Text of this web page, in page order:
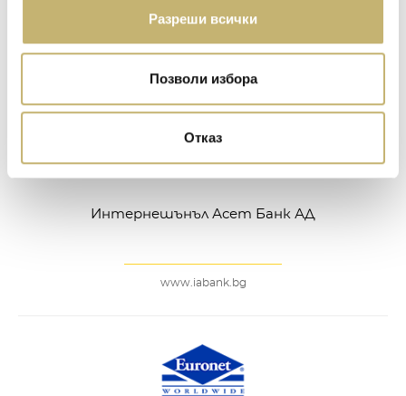
Разреши всички
Позволи избора
Отказ
www.allianz.bg
Интернешънъл Асет Банк АД
www.iabank.bg